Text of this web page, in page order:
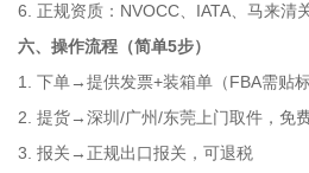
6. 正规资质：NVOCC、IATA、马来清
六、操作流程（简单5步）
1. 下单→提供发票+装箱单（FBA需贴标
2. 提货→深圳/广州/东莞上门取件，免
3. 报关→正规出口报关，可退税